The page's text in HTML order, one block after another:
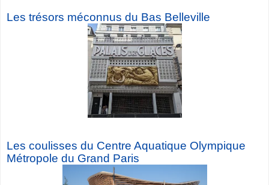
Les trésors méconnus du Bas Belleville
Les coulisses du Centre Aquatique Olympique
Métropole du Grand Paris